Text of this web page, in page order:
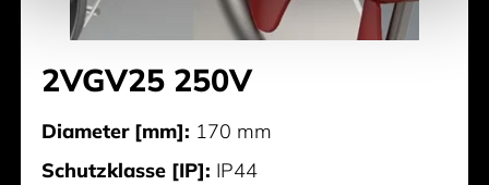
2VGV25 250V
Diameter [mm]: 170 mm
Schutzklasse [IP]: IP44